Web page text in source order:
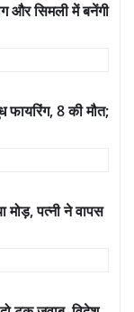
और सिमली में बनेंगी
8 की मौत;
पत्नी ने वापस